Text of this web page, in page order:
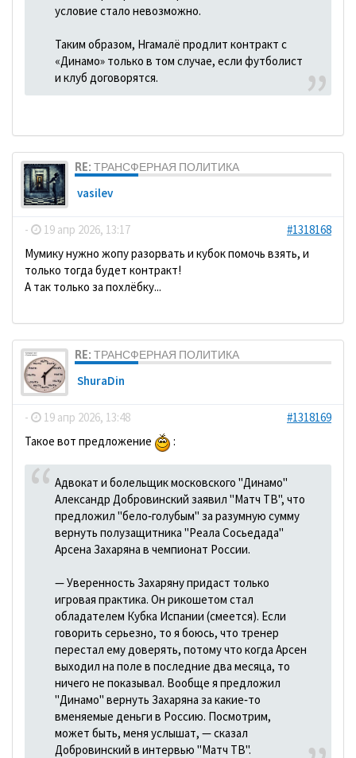
условие стало невозможно.
Таким образом, Нгамалё продлит контракт с
«Динамо» только в том случае, если футболист
и клуб договорятся.
RE: ТРАНСФЕРНАЯ ПОЛИТИКА
vasilev
- 19 апр 2026, 13:17
#1318168
Мумику нужно жопу разорвать и кубок помочь взять, и
только тогда будет контракт!
А так только за похлёбку...
RE: ТРАНСФЕРНАЯ ПОЛИТИКА
ShuraDin
- 19 апр 2026, 13:48
#1318169
Такое вот предложение
:
Адвокат и болельщик московского "Динамо"
Александр Добровинский заявил "Матч ТВ", что
предложил "бело‑голубым" за разумную сумму
вернуть полузащитника "Реала Сосьедада"
Арсена Захаряна в чемпионат России.
— Уверенность Захаряну придаст только
игровая практика. Он рикошетом стал
обладателем Кубка Испании (смеется). Если
говорить серьезно, то я боюсь, что тренер
перестал ему доверять, потому что когда Арсен
выходил на поле в последние два месяца, то
ничего не показывал. Вообще я предложил
"Динамо" вернуть Захаряна за какие‑то
вменяемые деньги в Россию. Посмотрим,
может быть, меня услышат, — сказал
Добровинский в интервью "Матч ТВ".